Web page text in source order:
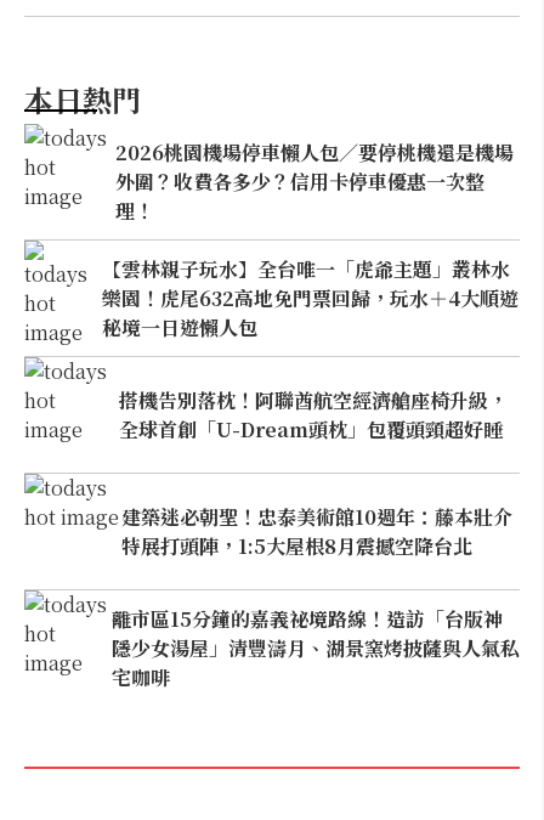
本日熱門
2026桃園機場停車懶人包／要停桃機還是機場
外圍？收費各多少？信用卡停車優惠一次整
理！
【雲林親子玩水】全台唯一「虎爺主題」叢林水
樂園！虎尾632高地免門票回歸，玩水＋4大順遊
秘境一日遊懶人包
搭機告別落枕！阿聯酋航空經濟艙座椅升級，
全球首創「U-Dream頭枕」包覆頭頸超好睡
建築迷必朝聖！忠泰美術館10週年：藤本壯介
特展打頭陣，1:5大屋根8月震撼空降台北
離市區15分鐘的嘉義祕境路線！造訪「台版神
隱少女湯屋」清豐濤月、湖景窯烤披薩與人氣私
宅咖啡